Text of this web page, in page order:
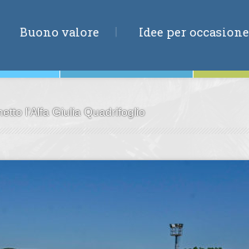
Buono valore Idee per occasione
l'Alfa Giulia Quadrifoglio